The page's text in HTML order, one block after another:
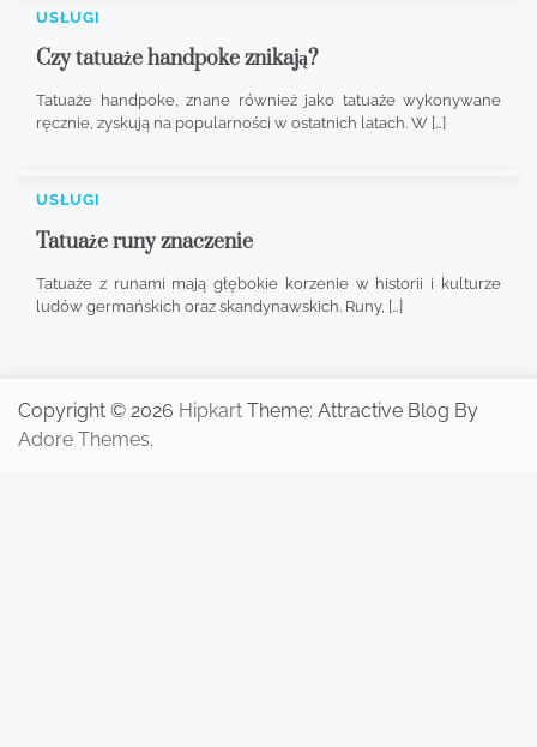
USŁUGI
Czy tatuaże handpoke znikają?
Tatuaże handpoke, znane również jako tatuaże wykonywane
ręcznie, zyskują na popularności w ostatnich latach. W […]
USŁUGI
Tatuaże runy znaczenie
Tatuaże z runami mają głębokie korzenie w historii i kulturze
ludów germańskich oraz skandynawskich. Runy, […]
Copyright © 2026 Hipkart Theme: Attractive Blog By
Adore Themes.